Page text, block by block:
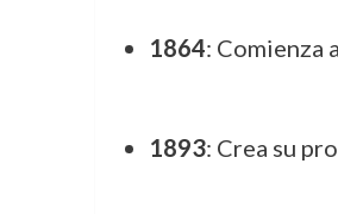
1864: Comienza
1893: Crea su